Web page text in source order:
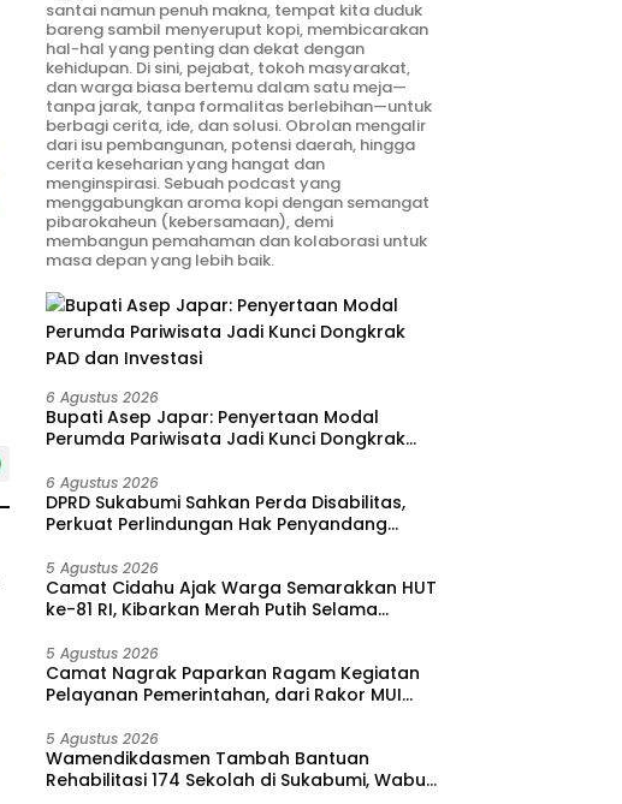
santai namun penuh makna, tempat kita duduk
bareng sambil menyeruput kopi, membicarakan
hal-hal yang penting dan dekat dengan
kehidupan. Di sini, pejabat, tokoh masyarakat,
dan warga biasa bertemu dalam satu meja—
tanpa jarak, tanpa formalitas berlebihan—untuk
berbagi cerita, ide, dan solusi. Obrolan mengalir
dari isu pembangunan, potensi daerah, hingga
cerita keseharian yang hangat dan
menginspirasi. Sebuah podcast yang
menggabungkan aroma kopi dengan semangat
pibarokaheun (kebersamaan), demi
membangun pemahaman dan kolaborasi untuk
masa depan yang lebih baik.
6 Agustus 2026
Bupati Asep Japar: Penyertaan Modal
Perumda Pariwisata Jadi Kunci Dongkrak
6 Agustus 2026
DPRD Sukabumi Sahkan Perda Disabilitas,
Perkuat Perlindungan Hak Penyandang
5 Agustus 2026
Camat Cidahu Ajak Warga Semarakkan HUT
ke-81 RI, Kibarkan Merah Putih Selama
5 Agustus 2026
Camat Nagrak Paparkan Ragam Kegiatan
Pelayanan Pemerintahan, dari Rakor MUI
5 Agustus 2026
Wamendikdasmen Tambah Bantuan
Rehabilitasi 174 Sekolah di Sukabumi, Wabup